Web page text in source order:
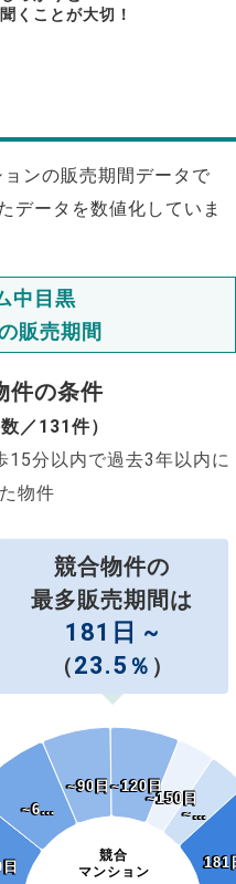
くことが大切！
ンの販売期間データで
データを数値化していま
中目黒
販売期間
件の条件
／131件）
15分以内で過去3年以内に
物件
競合物件の
最多販売期間は
181日 ~
（23.5 ％ ）
競合
マンション
日
日
~6…
~6…
~90日
~90日 ~120日
~120日
~150日
~150日
~…
~…
181
181